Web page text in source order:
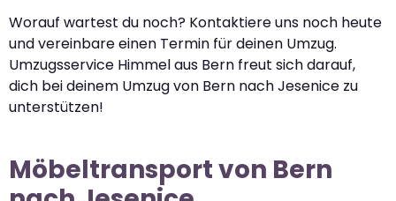
Worauf wartest du noch? Kontaktiere uns noch heute
und vereinbare einen Termin für deinen Umzug.
Umzugsservice Himmel aus Bern freut sich darauf,
dich bei deinem Umzug von Bern nach Jesenice zu
unterstützen!
Möbeltransport von Bern